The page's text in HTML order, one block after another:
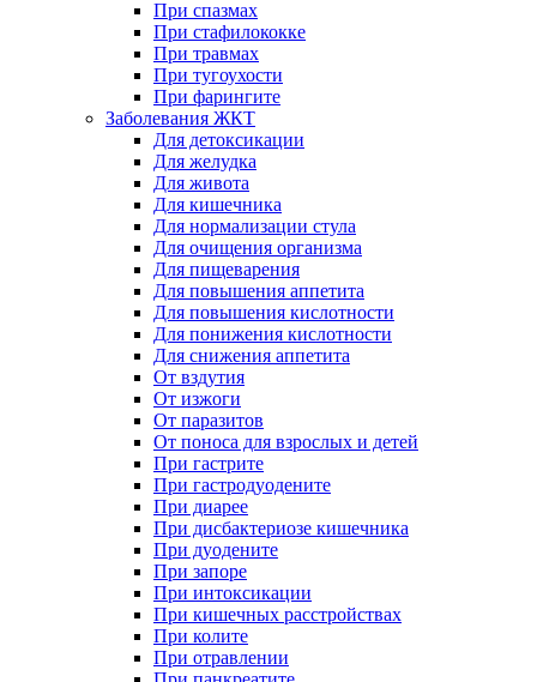
При спазмах
При стафилококке
При травмах
При тугоухости
При фарингите
Заболевания ЖКТ
Для детоксикации
Для желудка
Для живота
Для кишечника
Для нормализации стула
Для очищения организма
Для пищеварения
Для повышения аппетита
Для повышения кислотности
Для понижения кислотности
Для снижения аппетита
От вздутия
От изжоги
От паразитов
От поноса для взрослых и детей
При гастрите
При гастродуодените
При диарее
При дисбактериозе кишечника
При дуодените
При запоре
При интоксикации
При кишечных расстройствах
При колите
При отравлении